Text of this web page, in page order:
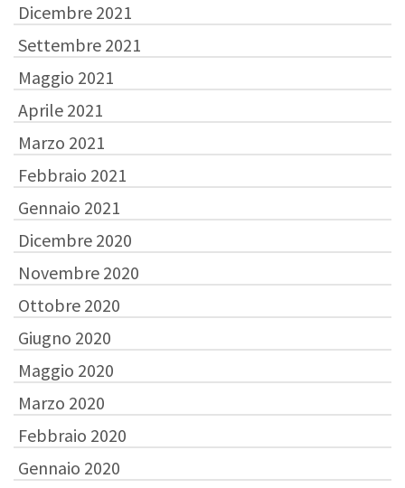
Dicembre 2021
Settembre 2021
Maggio 2021
Aprile 2021
Marzo 2021
Febbraio 2021
Gennaio 2021
Dicembre 2020
Novembre 2020
Ottobre 2020
Giugno 2020
Maggio 2020
Marzo 2020
Febbraio 2020
Gennaio 2020